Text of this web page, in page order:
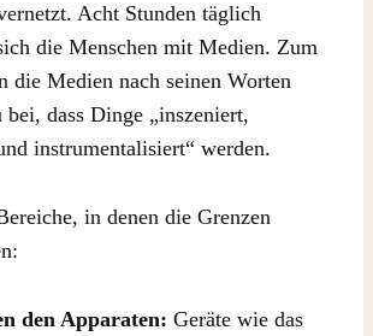
Acht Stunden täglich
die Menschen mit Medien. Zum
die Medien nach seinen Worten
bei, dass Dinge „inszeniert,
instrumentalisiert“ werden.
in denen die Grenzen
den Apparaten: Geräte wie das